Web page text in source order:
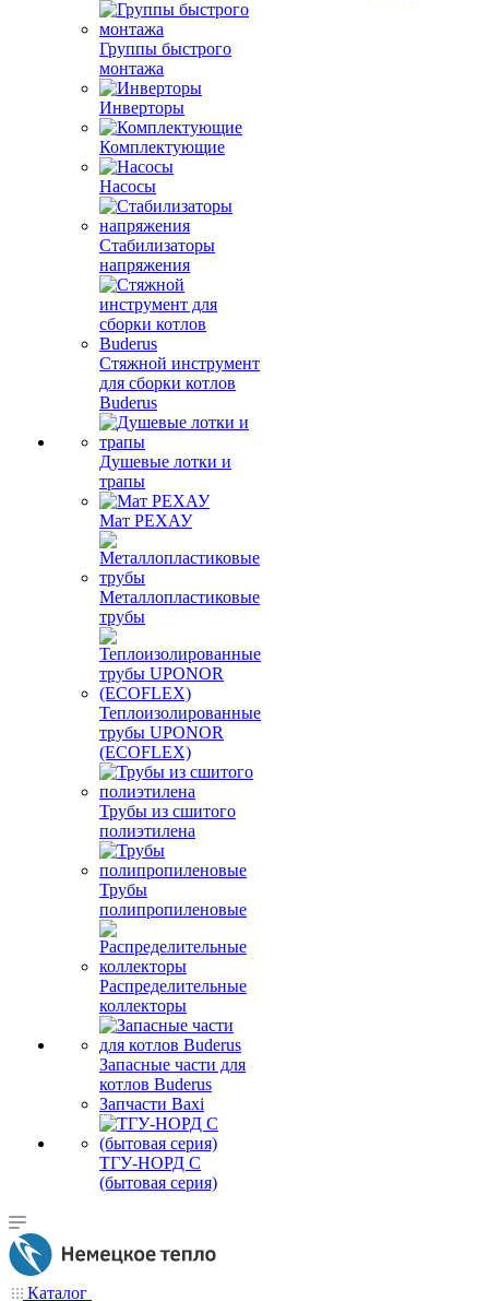
Группы быстрого
монтажа
Инверторы
Комплектующие
Насосы
Стабилизаторы
напряжения
Стяжной инструмент
для сборки котлов
Buderus
Душевые лотки и
трапы
Мат РЕХАУ
Металлопластиковые
трубы
Теплоизолированные
трубы UPONOR
(ECOFLEX)
Трубы из сшитого
полиэтилена
Трубы
полипропиленовые
Распределительные
коллекторы
Запасные части для
котлов Buderus
Запчасти Baxi
ТГУ-НОРД С
(бытовая серия)
Каталог